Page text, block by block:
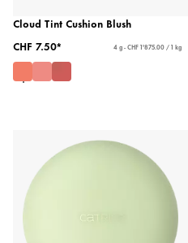
Cloud Tint Cushion Blush
CHF 7.50*
4 g - CHF 1'875.00 / 1 kg